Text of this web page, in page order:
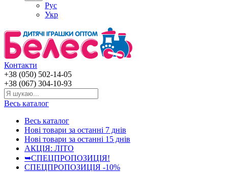
Рус
Укр
Контакти
+38 (050) 502-14-05
+38 (067) 304-10-93
Весь каталог
Весь каталог
Нові товари за останнi 7 днiв
Нові товари за останнi 15 днiв
АКЦІЯ: ЛІТО
➥СПЕЦПРОПОЗИЦІЯ!
СПЕЦПРОПОЗИЦІЯ -10%